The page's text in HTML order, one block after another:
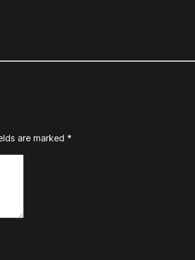
are marked *